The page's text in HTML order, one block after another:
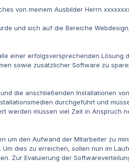
von meinem Ausbilder Herrn
und sich auf die Bereiche
einer erfolgsversprechenden Lösung
sowie zusätzlicher Software zu
die anschließenden Installationen
durchgeführt und
werden müssen viel Zeit in Anspruch
um den Aufwand der Mitarbeiter zu
dies zu erreichen, sollen nun im
Zur Evaluierung der